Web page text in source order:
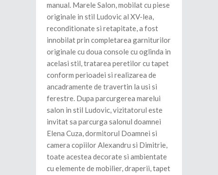
manual. Marele Salon, mobilat cu piese
originale in stil Ludovic al XV-lea,
reconditionate si retapitate, a fost
innobilat prin completarea garniturilor
originale cu doua console cu oglinda in
acelasi stil, tratarea peretilor cu tapet
conform perioadei si realizarea de
ancadramente de travertin la usi si
ferestre. Dupa parcurgerea marelui
salon in stil Ludovic, vizitatorul este
invitat sa parcurga salonul doamnei
Elena Cuza, dormitorul Doamnei si
camera copiilor Alexandru si Dimitrie,
toate acestea decorate si ambientate
cu elemente de mobilier, draperii, tapet